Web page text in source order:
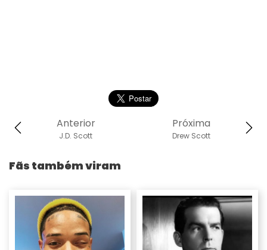
Próxima
Drew Scott
Anterior
J.D. Scott
Fãs também viram